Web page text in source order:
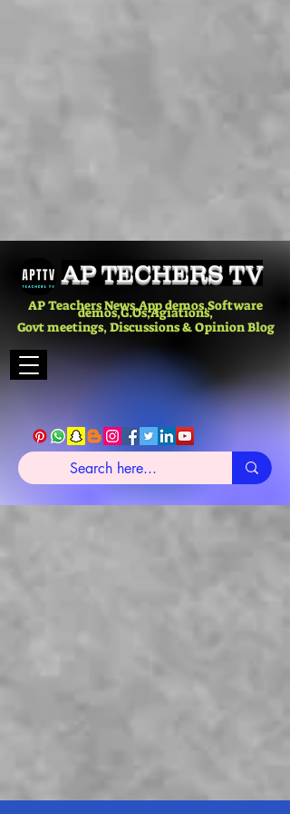
AP TECHERS TV
AP Teachers News,App demos,Software
demos,G.Os,Agiations,
Govt meetings, Discussions & Opinion Blog